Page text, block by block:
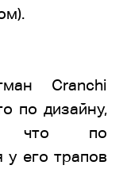
Cranchi
по дизайну,
что по
у его трапов